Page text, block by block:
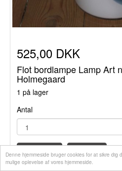
Denne hjemmeside bruger cookies for at sikre dig
mulige oplevelse af vores hjemmeside.
525,00 DKK
Flot bordlampe Lamp Art
Holmegaard
1 på lager
Antal
Læg i kurv Se mere